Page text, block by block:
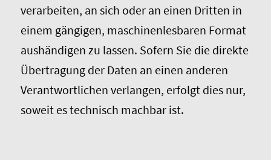
verarbeiten, an sich oder an einen Dritten in
einem gängigen, maschinenlesbaren Format
aushändigen zu lassen. Sofern Sie die direkte
Übertragung der Daten an einen anderen
Verantwortlichen verlangen, erfolgt dies nur,
soweit es technisch machbar ist.